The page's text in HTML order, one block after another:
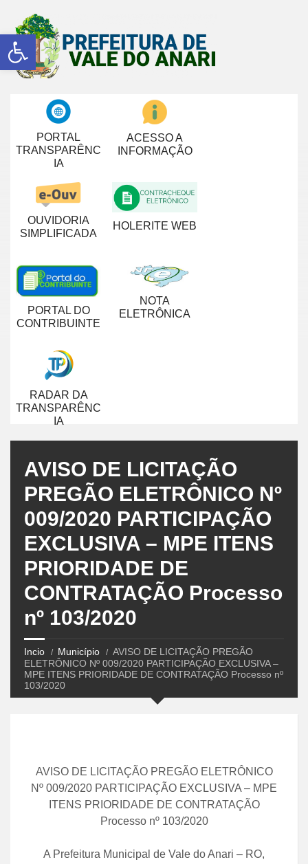
Abrir a barra de ferramentas
PORTAL
TRANSPARÊNC
IA
ACESSO A
INFORMAÇÃO
OUVIDORIA
SIMPLIFICADA
HOLERITE WEB
PORTAL DO
CONTRIBUINTE
NOTA
ELETRÔNICA
RADAR DA
TRANSPARÊNC
IA
AVISO DE LICITAÇÃO
PREGÃO ELETRÔNICO Nº
009/2020 PARTICIPAÇÃO
EXCLUSIVA – MPE ITENS
PRIORIDADE DE
CONTRATAÇÃO Processo
nº 103/2020
Incio Município
AVISO DE LICITAÇÃO PREGÃO
ELETRÔNICO Nº 009/2020 PARTICIPAÇÃO EXCLUSIVA –
MPE ITENS PRIORIDADE DE CONTRATAÇÃO Processo nº
103/2020
AVISO DE LICITAÇÃO PREGÃO ELETRÔNICO
Nº 009/2020 PARTICIPAÇÃO EXCLUSIVA – MPE
ITENS PRIORIDADE DE CONTRATAÇÃO
Processo nº 103/2020
A Prefeitura Municipal de Vale do Anari – RO,